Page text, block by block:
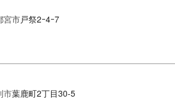
宮市戸祭2ｰ4ｰ7
市葉鹿町2丁目30-5